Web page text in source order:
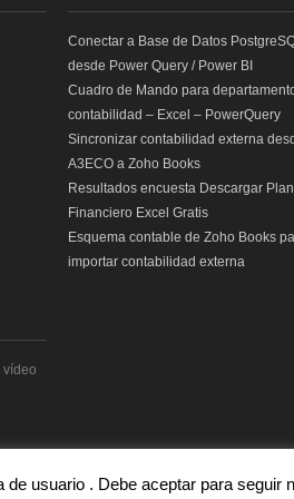
vídeo
Conectar a Base de Datos
desde Power Query / Power BI
Cuadro de Mando para
contabilidad – Excel – PowerQuery
Sincronizar contabilidad externa
A3ECO a Zoho Books
Resultados encuesta Descargar Plan
Financiero Excel Gratis
Esquema contable de Zoho Books
importar contabilidad externa
usuario . Debe aceptar para seguir